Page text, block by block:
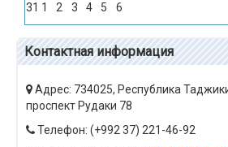
31 1 2 3 4 5 6
Контактная информация
Адрес: 734025, Республика
проспект Рудаки 78
Телефон: (+992 37) 221-46-92